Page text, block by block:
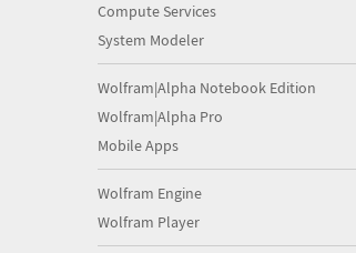
Compute Services
System Modeler
Wolfram|Alpha Notebook Edition
Wolfram|Alpha Pro
Mobile Apps
Wolfram Engine
Wolfram Player